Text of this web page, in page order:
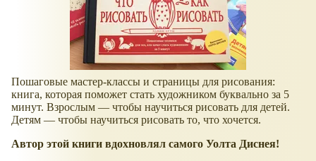
Пошаговые мастер-классы и страницы для рисования:
книга, которая поможет стать художником буквально за 5
минут. Взрослым — чтобы научиться рисовать для детей.
Детям — чтобы научиться рисовать то, что хочется.
Автор этой книги вдохновлял самого Уолта Диснея!